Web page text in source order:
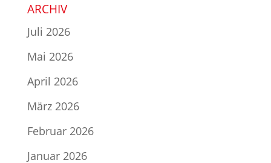
ARCHIV
Juli 2026
Mai 2026
April 2026
März 2026
Februar 2026
Januar 2026